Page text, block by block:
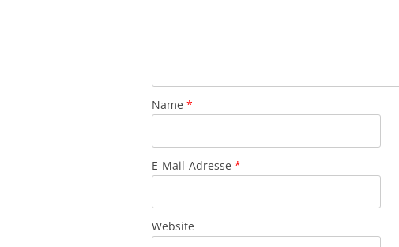
Name *
E-Mail-Adresse *
Website